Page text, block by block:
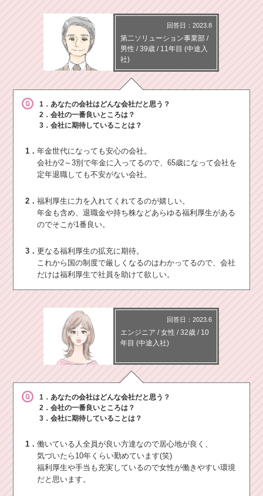
回答日：2023.8
第二ソリューション事業部 /
男性 / 39歳 / 11年目 (中途入
社)
1．あなたの会社はどんな会社だと思う？
2．会社の一番良いところは？
3．会社に期待していることは？
1．年金世代になっても安心の会社。
会社が2～3別で年金に入ってるので、65歳になって会社を
定年退職しても不安がない会社。
2．福利厚生に力を入れてくれてるのが嬉しい。
年金も含め、退職金や持ち株などあらゆる福利厚生がある
のでそこが1番良い。
3．更なる福利厚生の拡充に期待。
これから国の制度で厳しくなるのはわかってるので、会社
だけは福利厚生で社員を助けて欲しい。
回答日：2023.6
エンジニア /女性 / 32歳 / 10
年目 (中途入社)
1．あなたの会社はどんな会社だと思う？
2．会社の一番良いところは？
3．会社に期待していることは？
1．働いている人全員が良い方達なので居心地が良く、
気づいたら10年くらい勤めています(笑)
福利厚生や手当も充実しているので女性が働きやすい環境
だと思います。